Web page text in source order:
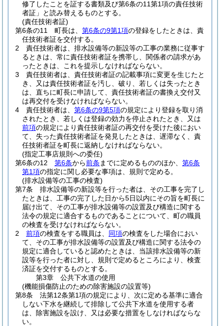
修了したことを証する書類及び第6条の11第1項の責任技術
者証」と読み替えるものとする。
(責任技術者証)
第6条の11
町長は、 第6条の9第1項の登録をしたときは、責
任技術者証を交付する。
2
責任技術者は、排水設備等の新設等の工事の業務に従事す
るときは、常に責任技術者証を携帯し、関係者の請求があ
ったときは、これを提示しなければならない。
3
責任技術者は、責任技術者証の記載事項に変更を生じたと
き、又は責任技術者証を汚し、破り、若しくは失ったとき
は、直ちに町長に申請して、責任技術者証の書換え交付又
は再交付を受けなければならない。
4
責任技術者は、 第6条の9第5項の規定により登録を取り消
されたとき、若しくは登録の効力を停止されたとき、又は
前項の規定により責任技術者証の再交付を受けた後におい
て、失った責任技術者証を発見したときは、遅滞なく、責
任技術者証を町長に返納しなければならない。
(指定工事店規則への委任)
第6条の12
第6条から前条 までに定めるもののほか、 第6条
第1項の指定に関し必要な事項は、規則で定める。
(排水設備等の工事の検査)
第7条
排水設備等の新設等を行った者は、その工事を完了し
たときは、工事の完了した日から5日以内にその旨を町長に
届け出て、その工事が排水設備等の設置及び構造に関する
法令の規定に適合するものであることについて、町の職員
の検査を受けなければならない。
2
前項の検査をする職員は、 同項の検査をした場合におい
て、その工事が排水設備等の設置及び構造に関する法令の
規定に適合していると認めたときは、当該排水設備等の新
設等を行った者に対し、規則で定めるところにより、検査
済証を交付するものとする。
第3章
公共下水道の使用
(機能損傷防止のための除害施設の設置等)
第8条
法第12条第1項の規定により、次に定める基準に適合
しない下水を継続して排除して公共下水道を使用する者
は、除害施設を設け、又は必要な措置をしなければならな
い。